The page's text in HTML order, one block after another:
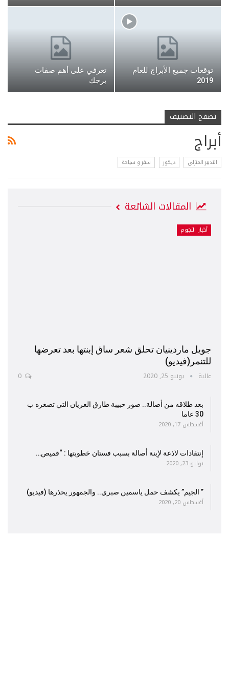
توقعات جميع الأبراج للعام
2019
تعرفي على أهم صفات
برجك
تصفح التصنيف
أبراج
التدبير المنزلي ديكور سفر و سياحة
المقالات الشائعة
أخبار النجوم
جويل ماردينيان تحلق شعر ساق إبنتها بعد تعرضها
للتنمر(فيديو)
عالية يونيو 25, 2020
بعد طلاقه من أصالة.. صور حبيبة طارق العريان التي تصغره ب
30 عاما
أغسطس 17, 2020
إنتقادات لاذعة لإبنة أصالة بسبب فستان خطوبتها : “قميص…
يوليو 23, 2020
” الجيم” يكشف حمل ياسمين صبري.. والجمهور يحذرها (فيديو)
أغسطس 20, 2020